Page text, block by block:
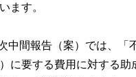
ます。
中間報告（案）では、
に要する費用に対する